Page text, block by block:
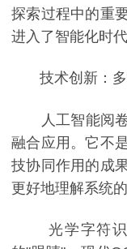
探索过程中的重
进入了智能化时代
技术创新：多
人工智能阅卷
融合应用。它不
技协同作用的成
更好地理解系统
光学字符识